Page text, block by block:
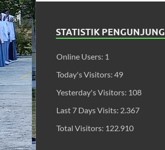
STATISTIK PENGUNJUNG
Online Users: 1
Today's Visitors: 49
Yesterday's Visitors: 108
Last 7 Days Visits: 2.367
Total Visitors: 122.910